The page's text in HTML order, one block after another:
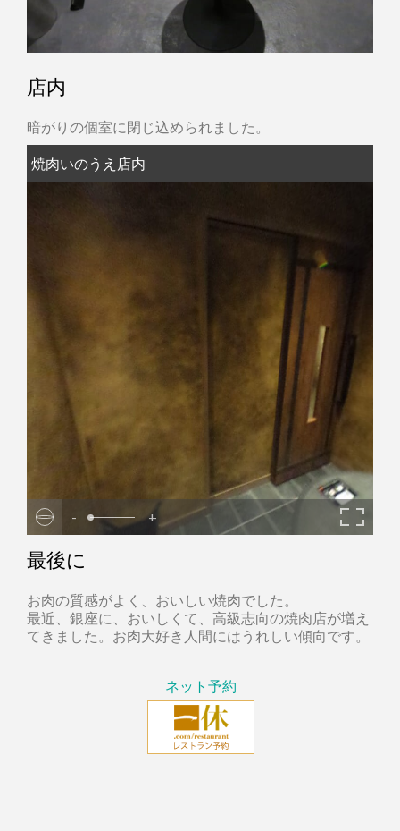
店内
暗がりの個室に閉じ込められました。
焼肉いのうえ店内
- +
最後に
お肉の質感がよく、おいしい焼肉でした。
最近、銀座に、おいしくて、高級志向の焼肉店が増え
てきました。お肉大好き人間にはうれしい傾向です。
ネット予約